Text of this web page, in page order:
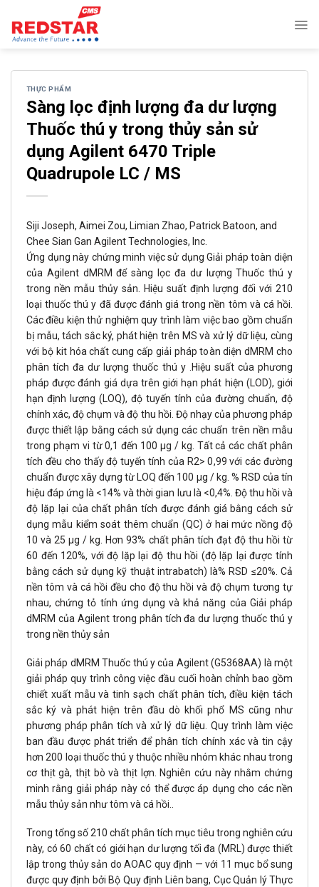
content
THỰC PHẨM
Sàng lọc định lượng đa dư lượng
Thuốc thú y trong thủy sản sử
dụng Agilent 6470 Triple
Quadrupole LC / MS
Siji Joseph, Aimei Zou, Limian Zhao, Patrick Batoon, and
Chee Sian Gan Agilent Technologies, Inc.
Ứng dụng này chứng minh việc sử dụng Giải pháp toàn diện
của Agilent dMRM để sàng lọc đa dư lượng Thuốc thú y
trong nền mẫu thủy sản. Hiệu suất định lượng đối với 210
loại thuốc thú y đã được đánh giá trong nền tôm và cá hồi.
Các điều kiện thử nghiệm quy trình làm việc bao gồm chuẩn
bị mẫu, tách sắc ký, phát hiện trên MS và xử lý dữ liệu, cùng
với bộ kit hóa chất cung cấp giải pháp toàn diện dMRM cho
phân tích đa dư lượng thuốc thú y .Hiệu suất của phương
pháp được đánh giá dựa trên giới hạn phát hiện (LOD), giới
hạn định lượng (LOQ), độ tuyến tính của đường chuẩn, độ
chính xác, độ chụm và độ thu hồi. Độ nhạy của phương pháp
được thiết lập bằng cách sử dụng các chuẩn trên nền mẫu
trong phạm vi từ 0,1 đến 100 μg / kg. Tất cả các chất phân
tích đều cho thấy độ tuyến tính của R2> 0,99 với các đường
chuẩn được xây dựng từ LOQ đến 100 μg / kg. % RSD của tín
hiệu đáp ứng là <14% và thời gian lưu là <0,4%. Độ thu hồi và
độ lặp lại của chất phân tích được đánh giá bằng cách sử
dụng mẫu kiểm soát thêm chuẩn (QC) ở hai mức nồng độ
10 và 25 μg / kg. Hơn 93% chất phân tích đạt độ thu hồi từ
60 đến 120%, với độ lặp lại độ thu hồi (độ lặp lại được tính
bằng cách sử dụng kỹ thuật intrabatch) là% RSD ≤20%. Cả
nền tôm và cá hồi đều cho độ thu hồi và độ chụm tương tự
nhau, chứng tỏ tính ứng dụng và khả năng của Giải pháp
dMRM của Agilent trong phân tích đa dư lượng thuốc thú y
trong nền thủy sản
Giải pháp dMRM Thuốc thú y của Agilent (G5368AA) là một
giải pháp quy trình công việc đầu cuối hoàn chỉnh bao gồm
chiết xuất mẫu và tinh sạch chất phân tích, điều kiện tách
sắc ký và phát hiện trên đầu dò khối phổ MS cũng như
phương pháp phân tích và xử lý dữ liệu. Quy trình làm việc
ban đầu được phát triển để phân tích chính xác và tin cậy
hơn 200 loại thuốc thú y thuộc nhiều nhóm khác nhau trong
cơ thịt gà, thịt bò và thịt lợn. Nghiên cứu này nhằm chứng
minh rằng giải pháp này có thể được áp dụng cho các nền
mẫu thủy sản như tôm và cá hồi..
Trong tổng số 210 chất phân tích mục tiêu trong nghiên cứu
này, có 60 chất có giới hạn dư lượng tối đa (MRL) được thiết
lập trong thủy sản do AOAC quy định — với 11 mục bổ sung
được quy định bởi Bộ Quy định Liên bang, Cục Quản lý Thực